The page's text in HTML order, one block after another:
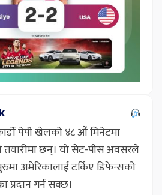
पेपी खेलको ४८ औं मिनेटमा
तयारीमा छन्। यो सेट-पीस अवसरले
अमेरिकालाई टर्किए डिफेन्सको
प्रदान गर्न सक्छ।